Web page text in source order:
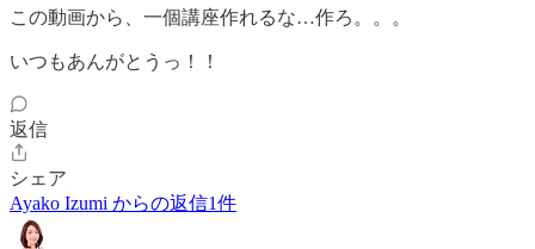
この動画から、一個講座作れるな…作ろ。。。
いつもあんがとうっ！！
返信
シェア
Ayako Izumi からの返信1件